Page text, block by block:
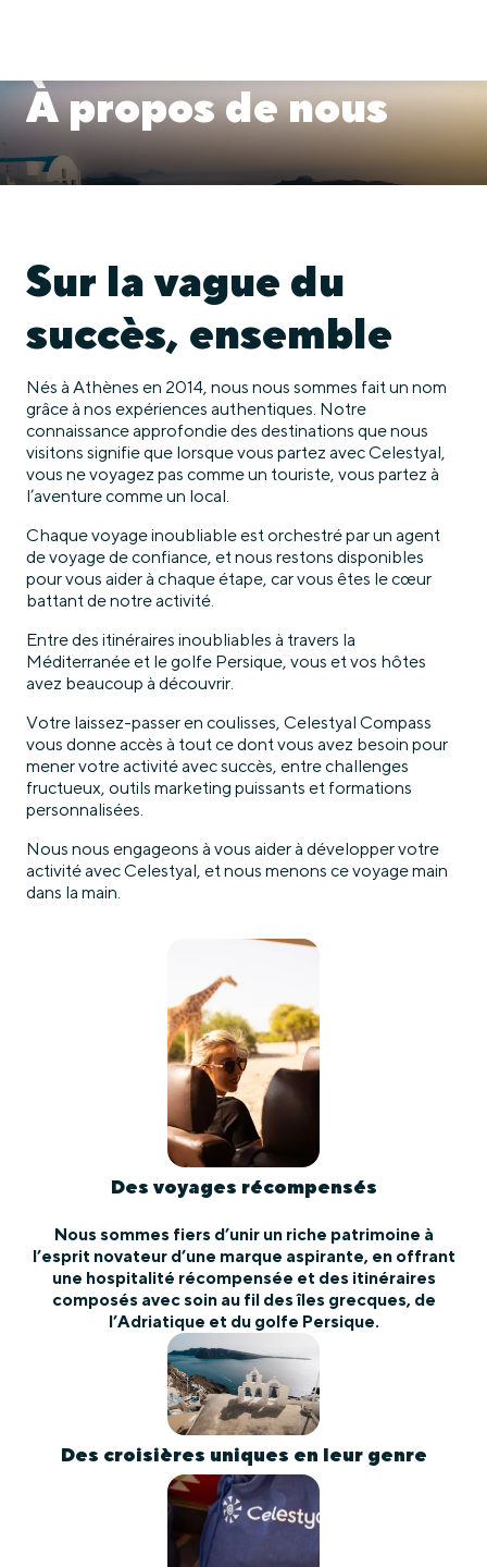
À propos de nous
Sur la vague du
succès, ensemble
Nés à Athènes en 2014, nous nous sommes fait un nom
grâce à nos expériences authentiques. Notre
connaissance approfondie des destinations que nous
visitons signifie que lorsque vous partez avec Celestyal,
vous ne voyagez pas comme un touriste, vous partez à
l’aventure comme un local.
Chaque voyage inoubliable est orchestré par un agent
de voyage de confiance, et nous restons disponibles
pour vous aider à chaque étape, car vous êtes le cœur
battant de notre activité.
Entre des itinéraires inoubliables à travers la
Méditerranée et le golfe Persique, vous et vos hôtes
avez beaucoup à découvrir.
Votre laissez-passer en coulisses, Celestyal Compass
vous donne accès à tout ce dont vous avez besoin pour
mener votre activité avec succès, entre challenges
fructueux, outils marketing puissants et formations
personnalisées.
Nous nous engageons à vous aider à développer votre
activité avec Celestyal, et nous menons ce voyage main
dans la main.
Des voyages récompensés
Nous sommes fiers d’unir un riche patrimoine à
l’esprit novateur d’une marque aspirante, en offrant
une hospitalité récompensée et des itinéraires
composés avec soin au fil des îles grecques, de
l’Adriatique et du golfe Persique.
Des croisières uniques en leur genre